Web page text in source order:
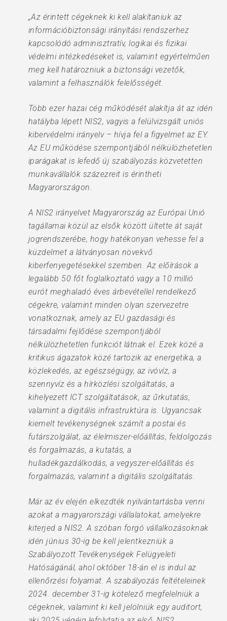
„Az érintett cégeknek ki kell alakítaniuk az
információbiztonsági irányítási rendszerhez
kapcsolódó adminisztratív, logikai és fizikai
védelmi intézkedéseket is, valamint egyértelműen
meg kell határozniuk a biztonsági vezetők,
valamint a felhasználók felelősségét.
Több ezer hazai cég működését alakítja át az idén
hatályba lépett NIS2, vagyis a felülvizsgált uniós
kibervédelmi irányelv – hívja fel a figyelmet az EY.
Az EU működése szempontjából nélkülözhetetlen
iparágakat is lefedő új szabályozás közvetetten
munkavállalók százezreit is érintheti
Magyarországon.
A NIS2 irányelvet Magyarország az Európai Unió
tagállamai közül az elsők között ültette át saját
jogrendszerébe, hogy hatékonyan vehesse fel a
küzdelmet a látványosan növekvő
kiberfenyegetésekkel szemben. Az előírások a
legalább 50 főt foglalkoztató vagy a 10 millió
eurót meghaladó éves árbevétellel rendelkező
cégekre, valamint minden olyan szervezetre
vonatkoznak, amely az EU gazdasági és
társadalmi fejlődése szempontjából
nélkülözhetetlen funkciót látnak el. Ezek közé a
kritikus ágazatok közé tartozik az energetika, a
közlekedés, az egészségügy, az ivóvíz, a
szennyvíz és a hírközlési szolgáltatás, a
kihelyezett ICT szolgáltatások, az űrkutatás,
valamint a digitális infrastruktúra is. Ugyancsak
kiemelt tevékenységnek számít a postai és
futárszolgálat, az élelmiszer-előállítás, feldolgozás
és forgalmazás, a kutatás, a
hulladékgazdálkodás, a vegyszer-előállítás és
forgalmazás, valamint a digitális szolgáltatás.
Már az év elején elkezdték nyilvántartásba venni
azokat a magyarországi vállalatokat, amelyekre
kiterjed a NIS2. A szóban forgó vállalkozásoknak
idén június 30-ig be kell jelentkezniük a
Szabályozott Tevékenységek Felügyeleti
Hatóságánál, ahol október 18-án el is indul az
ellenőrzési folyamat. A szabályozás feltételeinek
2024. december 31-ig kötelező megfelelniük a
cégeknek, valamint ki kell jelölniük egy auditort,